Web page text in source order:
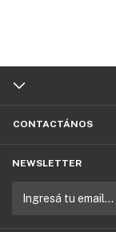
CONTACTÁNOS
NEWSLETTER